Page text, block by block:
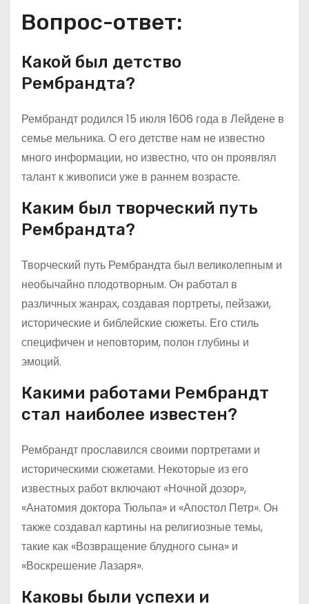
Вопрос-ответ:
Какой был детство
Рембрандта?
Рембрандт родился 15 июля 1606 года в Лейдене в
семье мельника. О его детстве нам не известно
много информации, но известно, что он проявлял
талант к живописи уже в раннем возрасте.
Каким был творческий путь
Рембрандта?
Творческий путь Рембрандта был великолепным и
необычайно плодотворным. Он работал в
различных жанрах, создавая портреты, пейзажи,
исторические и библейские сюжеты. Его стиль
специфичен и неповторим, полон глубины и
эмоций.
Какими работами Рембрандт
стал наиболее известен?
Рембрандт прославился своими портретами и
историческими сюжетами. Некоторые из его
известных работ включают «Ночной дозор»,
«Анатомия доктора Тюльпа» и «Апостол Петр». Он
также создавал картины на религиозные темы,
такие как «Возвращение блудного сына» и
«Воскрешение Лазаря».
Каковы были успехи и